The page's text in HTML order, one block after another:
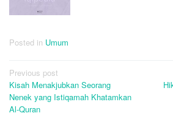
Posted in Umum
Post
navigation
Previous post
Kisah Menakjubkan Seorang
Nenek yang Istiqamah Khatamkan
Al-Quran